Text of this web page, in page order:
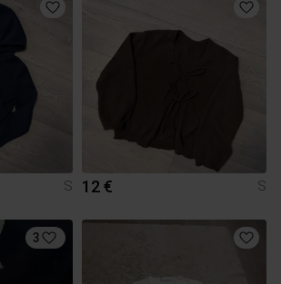
S 12 € S
3